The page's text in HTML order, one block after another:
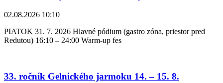
02.08.2026 10:10
PIATOK 31. 7. 2026 Hlavné pódium (gastro zóna, priestor pred
Redutou) 16:10 – 24:00 Warm-up fes
33. ročník Gelnického jarmoku 14. – 15. 8.